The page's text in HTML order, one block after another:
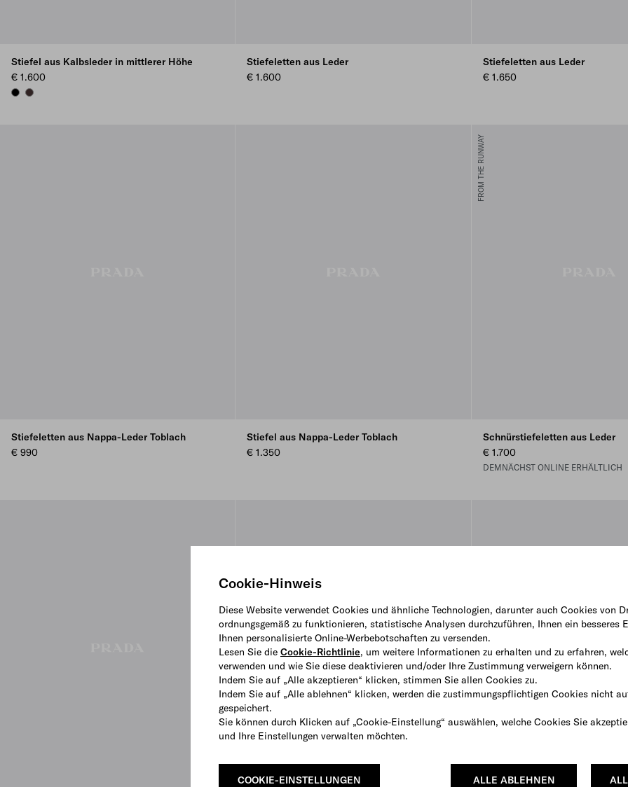
Cookie-Hinweis
Diese Website verwendet Cookies und ähnliche Technologien, darunter auch Cookies von
ordnungsgemäß zu funktionieren, statistische Analysen durchzuführen, Ihnen ein besseres
Ihnen personalisierte Online-Werbebotschaften zu versenden.
Lesen Sie die Cookie-Richtlinie, um weitere Informationen zu erhalten und zu erfahren,
verwenden und wie Sie diese deaktivieren und/oder Ihre Zustimmung verweigern können.
Indem Sie auf „Alle akzeptieren“ klicken, stimmen Sie allen Cookies zu.
Indem Sie auf „Alle ablehnen“ klicken, werden die zustimmungspflichtigen Cookies nicht
gespeichert.
Sie können durch Klicken auf „Cookie-Einstellung“ auswählen, welche Cookies Sie
und Ihre Einstellungen verwalten möchten.
ALLE ABLEHNEN
COOKIE-EINSTELLUNGEN
Stiefel aus Kalbsleder in mittlerer Höhe
€ 1.600
BLACKDARK BROWN
Stiefeletten aus Leder
€ 1.600
Stiefeletten aus Leder
€ 1.650
Stiefeletten aus Nappa-Leder Toblach
€ 990
Stiefel aus Nappa-Leder Toblach
€ 1.350
FROM THE RUNWAY
Schnürstiefeletten aus Leder
€ 1.700
DEMNÄCHST ONLINE ERHÄLTLICH